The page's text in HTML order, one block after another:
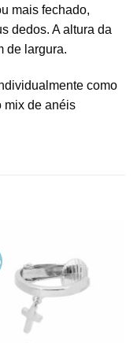
mais fechado,
dedos. A altura da
de largura.
como
mix de anéis